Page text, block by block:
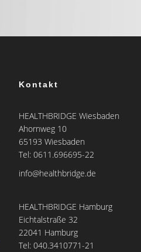
Kontakt
HEALTHBRIDGE Wiesbaden
Ahornweg 10
65193 Wiesbaden
Tel: 0611.696695-22
info@healthbridge.de
HEALTHBRIDGE Hamburg
Eichtalstraße 32
22041 Hamburg
Tel: 040.3410771-21